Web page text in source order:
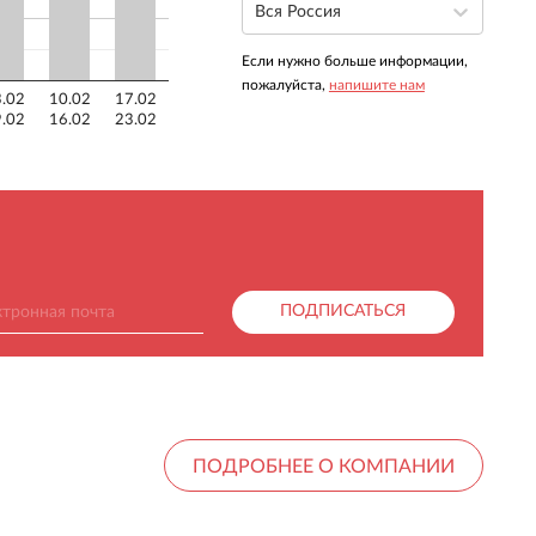
10.02
16.02
17.02
23.02
Вся Россия
Если нужно больше информации,
пожалуйста, напишите нам
ПОДПИСАТЬСЯ
ПОДРОБНЕЕ О КОМПАНИИ